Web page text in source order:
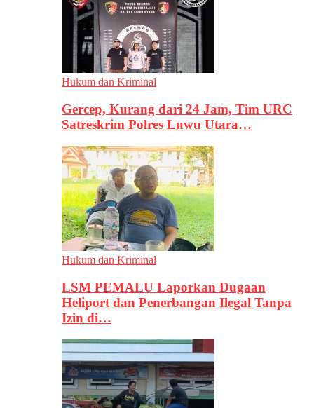
Hukum dan Kriminal
Gercep, Kurang dari 24 Jam, Tim URC
Satreskrim Polres Luwu Utara…
Hukum dan Kriminal
LSM PEMALU Laporkan Dugaan
Heliport dan Penerbangan Ilegal Tanpa
Izin di…